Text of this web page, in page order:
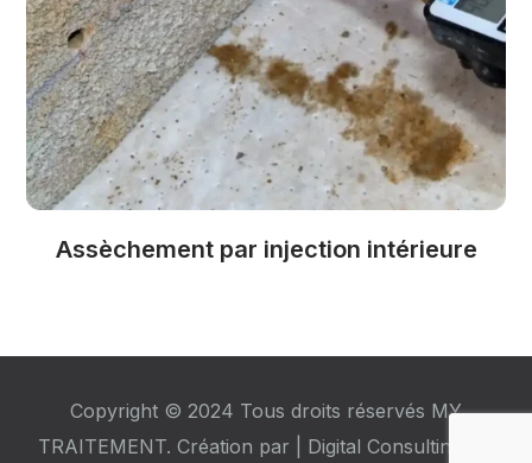
Assèchement par injection intérieure
Copyright © 2024 Tous droits réservés MY
TRAITEMENT. Création par | Digital Consulting 44